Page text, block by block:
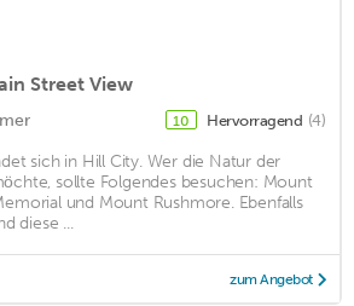
Street View
10 Hervorragend (4)
sich in Hill City. Wer die Natur der
sollte Folgendes besuchen: Mount
und Mount Rushmore. Ebenfalls
diese ...
zum Angebot